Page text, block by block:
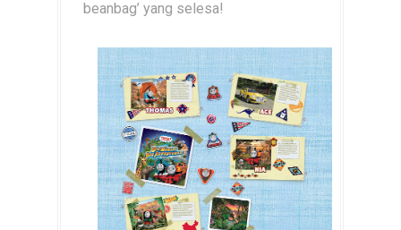
beanbag’ yang selesa!